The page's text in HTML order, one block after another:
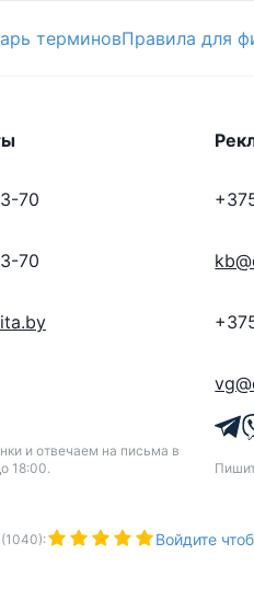
терминовПравила для
70
70
и отвечаем на письма в
18:00.
(1040): Войдите